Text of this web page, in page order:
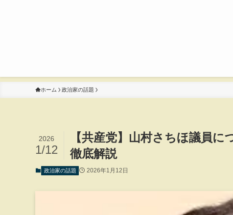
ホーム 政治家の話題
【共産党】山村さちほ議員
徹底解説
2026
1/12
政治家の話題 2026年1月12日